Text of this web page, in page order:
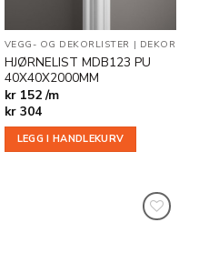
SALG
VEGG- OG DEKORLISTER | DEKOR
HJØRNELIST MDB123 PU
40X40X2000MM
kr 152 /m
kr304
LEGG I HANDLEKURV